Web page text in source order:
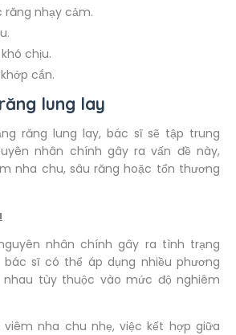
nhạy cảm.
chịu.
cắn.
lung lay
răng lung lay, bác sĩ sẽ tập trung
nhân chính gây ra vấn đề này,
nha chu, sâu răng hoặc tổn thương
nhân chính gây ra tình trạng
sĩ có thể áp dụng nhiều phương
tùy thuộc vào mức độ nghiêm
nha chu nhẹ, việc kết hợp giữa